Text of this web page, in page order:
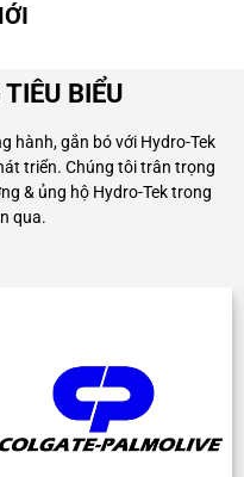
BIỂU
hành, gắn bó với Hydro-Tek
triển. Chúng tôi trân trọng
& ủng hộ Hydro-Tek trong
qua.